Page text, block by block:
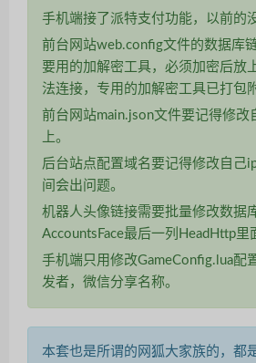
手机端接了派特支付功能，以前的
前台网站web.config文件的数据库
要用的加解密工具，必须加密后放
法连接，专用的加解密工具已打包
前台网站main.json文件要记得修改
上。
后台站点配置域名要记得修改自己
间会出问题。
机器人头像链接需要批量修改数据
AccountsFace最后一列HeadHttp里
手机端只用修改GameConfig.lua配
发者，微信分享名称。
本套也是所谓的网狐大家族的，都